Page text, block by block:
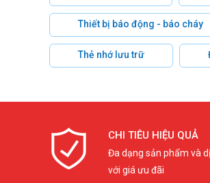
Thiết bị báo động - báo cháy
Thẻ nhớ lưu trữ
CHI TIÊU HIỆU QUẢ
Đa dạng sản phẩm và
với giá ưu đãi